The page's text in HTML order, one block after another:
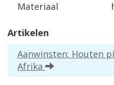
Materiaal
Artikelen
Aanwinsten: Houten
Afrika